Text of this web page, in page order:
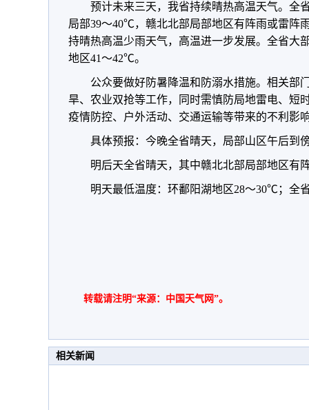
预计未来三天，我省持续晴热高温天气。全
局部39～40℃，赣北北部局部地区有阵雨或雷阵
持晴热高温少雨天气，高温进一步发展。全省大
地区41～42℃。
公众要做好防暑降温和防溺水措施。相关部
旱、农业双抢等工作，同时需慎防局地雷电、短
疫情防控、户外活动、交通运输等带来的不利影
具体预报：今晚全省晴天，局部山区午后到
明后天全省晴天，其中赣北北部局部地区有
明天最低温度：环鄱阳湖地区28～30℃；全
转载请注明“来源：中国天气网”。
相关新闻